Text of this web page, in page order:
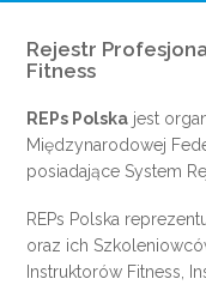
Rejestr
Fitness
REPs Polska jest
Międzynarodowej
posiadające System
REPs Polska
oraz ich
Instruktorów Fitness,